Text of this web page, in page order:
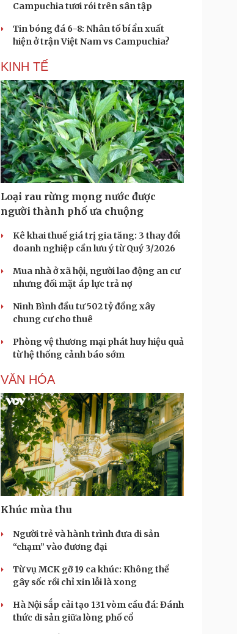
Campuchia tươi rói trên sân tập
Tin bóng đá 6-8: Nhân tố bí ẩn xuất
hiện ở trận Việt Nam vs Campuchia?
KINH TẾ
Loại rau rừng mọng nước được
người thành phố ưa chuộng
Kê khai thuế giá trị gia tăng: 3 thay đổi
doanh nghiệp cần lưu ý từ Quý 3/2026
Mua nhà ở xã hội, người lao động an cư
nhưng đối mặt áp lực trả nợ
Ninh Bình đầu tư 502 tỷ đồng xây
chung cư cho thuê
Phòng vệ thương mại phát huy hiệu quả
từ hệ thống cảnh báo sớm
VĂN HÓA
Khúc mùa thu
Người trẻ và hành trình đưa di sản
“chạm” vào đương đại
Từ vụ MCK gỡ 19 ca khúc: Không thể
gây sốc rồi chỉ xin lỗi là xong
Hà Nội sắp cải tạo 131 vòm cầu đá: Đánh
thức di sản giữa lòng phố cổ